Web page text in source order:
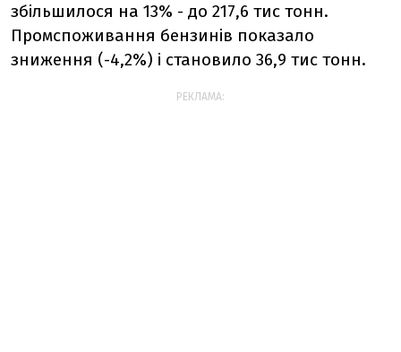
збільшилося на 13% - до 217,6 тис тонн.
Промспоживання бензинів показало
зниження (-4,2%) і становило 36,9 тис тонн.
РЕКЛАМА: